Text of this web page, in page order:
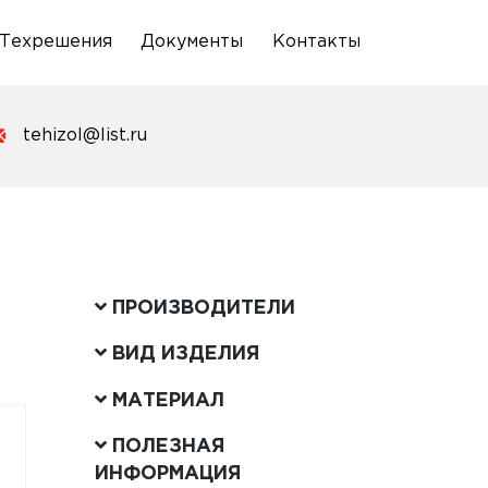
Документы Контакты
tehizol@list.ru
ПРОИЗВОДИТЕЛИ
ВИД ИЗДЕЛИЯ
МАТЕРИАЛ
ПОЛЕЗНАЯ
ИНФОРМАЦИЯ